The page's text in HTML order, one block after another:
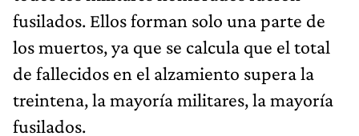
fusilados. Ellos forman solo una parte de
los muertos, ya que se calcula que el total
de fallecidos en el alzamiento supera la
treintena, la mayoría militares, la mayoría
fusilados.